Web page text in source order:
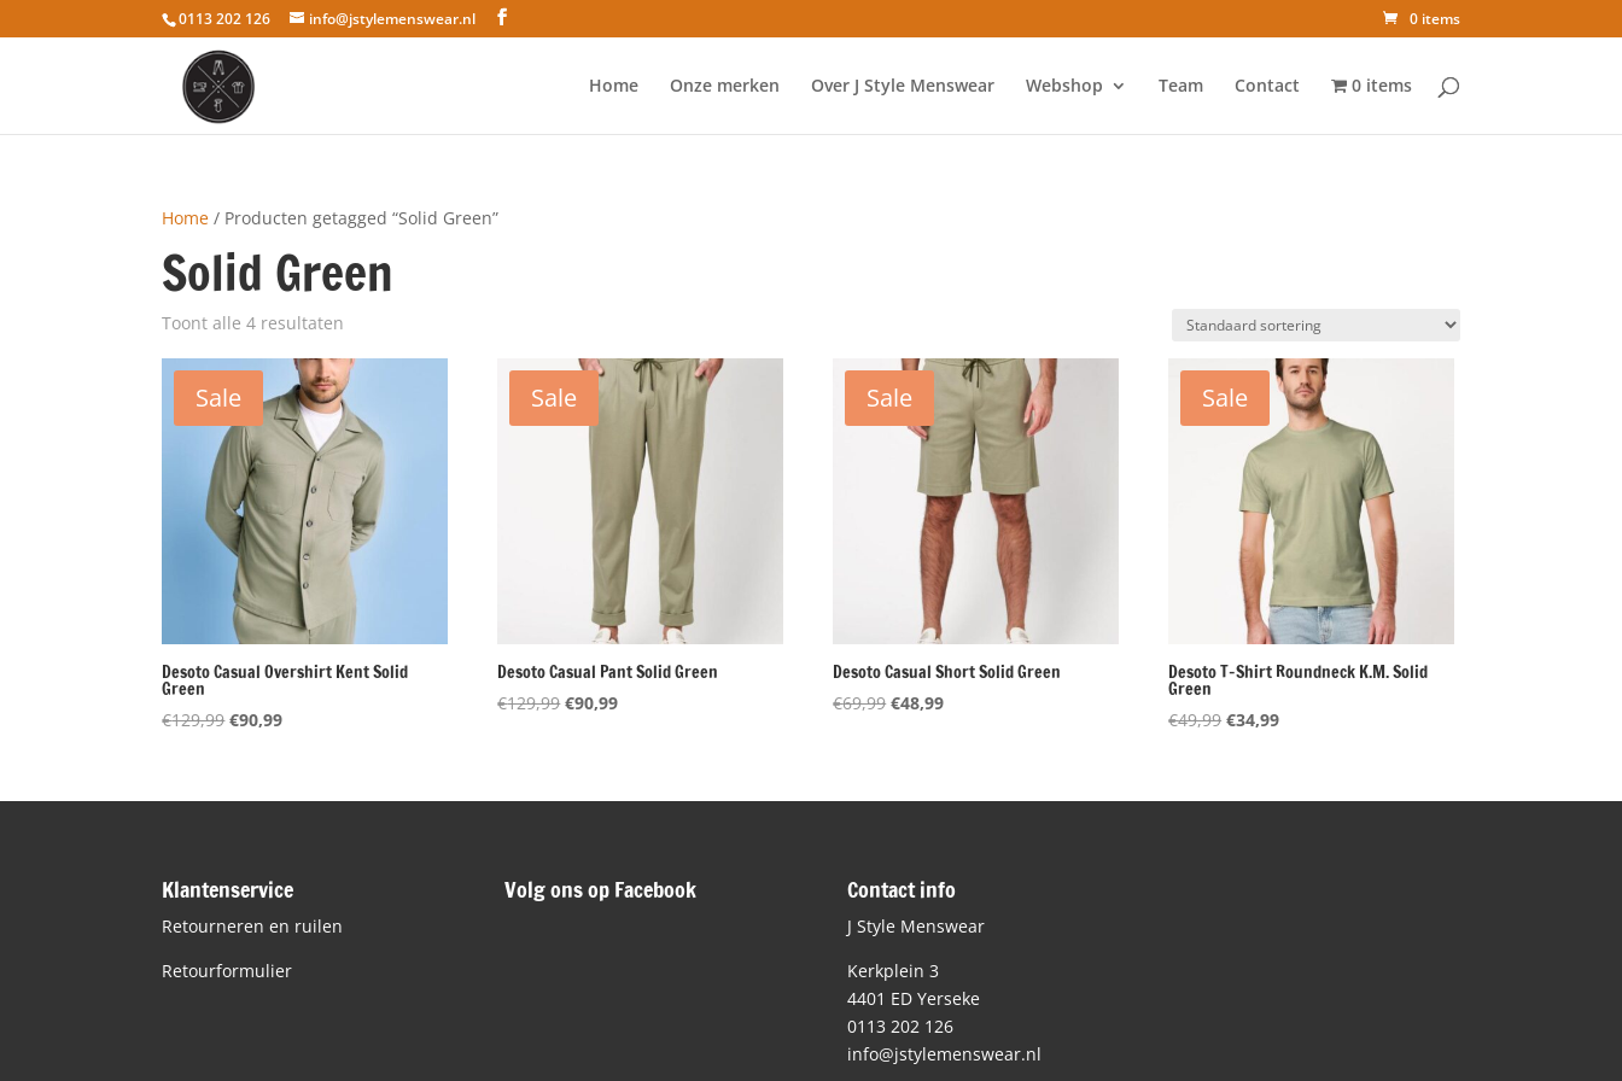
0113 202 126 info@jstylemenswear.nl 0 items
Home Onze merken Over J Style Menswear Webshop Team Contact 0 items
Home / Producten getagged “Solid Green”
Solid Green
Toont alle 4 resultaten
Sale
Desoto Casual Overshirt Kent Solid
Green
€129,99Oorspronkelijke
€129,99.
€90,99Huidige
€90,99.
Sale
Desoto Casual Pant Solid Green
€129,99Oorspronkelijke
€90,99Huidige
Sale
Desoto Casual Short Solid Green
€69,99Oorspronkelijke
€48,99Huidige
Sale
Desoto T-Shirt Roundneck K.M. Solid
Green
€49,99 Oorspronkelijke
€49,99.
€34,99Huidige
€34,99.
Klantenservice
Retourneren en ruilen
Retourformulier
Volg ons op Facebook Contact info
J Style Menswear
Kerkplein 3
4401 ED Yerseke
0113 202 126
info@jstylemenswear.nl